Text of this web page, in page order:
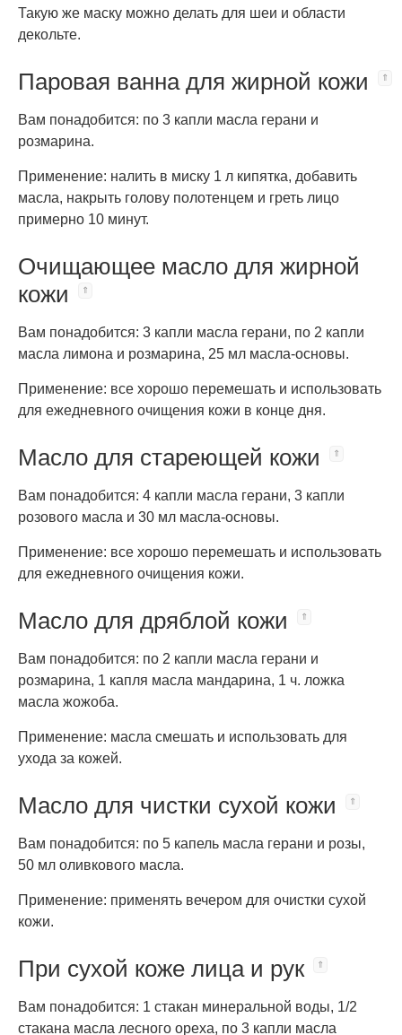
Такую же маску можно делать для шеи и области
декольте.
Паровая ванна для жирной кожи
Вам понадобится: по 3 капли масла герани и
розмарина.
Применение: налить в миску 1 л кипятка, добавить
масла, накрыть голову полотенцем и греть лицо
примерно 10 минут.
Очищающее масло для жирной
кожи
Вам понадобится: 3 капли масла герани, по 2 капли
масла лимона и розмарина, 25 мл масла-основы.
Применение: все хорошо перемешать и использовать
для ежедневного очищения кожи в конце дня.
Масло для стареющей кожи
Вам понадобится: 4 капли масла герани, 3 капли
розового масла и 30 мл масла-основы.
Применение: все хорошо перемешать и использовать
для ежедневного очищения кожи.
Масло для дряблой кожи
Вам понадобится: по 2 капли масла герани и
розмарина, 1 капля масла мандарина, 1 ч. ложка
масла жожоба.
Применение: масла смешать и использовать для
ухода за кожей.
Масло для чистки сухой кожи
Вам понадобится: по 5 капель масла герани и розы,
50 мл оливкового масла.
Применение: применять вечером для очистки сухой
кожи.
При сухой коже лица и рук
Вам понадобится: 1 стакан минеральной воды, 1/2
стакана масла лесного ореха, по 3 капли масла